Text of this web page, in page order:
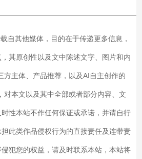
自其他媒体，目的在于传递更多信息，
其原创性以及文中陈述文字、图片和内
方主体、产品推荐，以及AI自主创作的
对本文以及其中全部或者部分内容、文
性本站不作任何保证或承诺，并请自行
此类作品侵权行为的直接责任及连带责
犯您的权益，请及时联系本站，本站将